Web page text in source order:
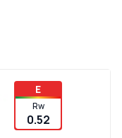
E
Rw
0.52